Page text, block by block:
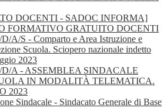
DOCENTI - SADOC INFORMA]
FORMATIVO GRATUITO DOCENTI
A/S - Comparto e Area Istruzione e
Scuola. Sciopero nazionale indetto
2023
D/A - ASSEMBLEA SINDACALE
IN MODALITÀ TELEMATICA.
2023
Sindacale - Sindacato Generale di Base